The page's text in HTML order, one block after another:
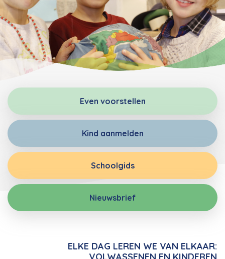
Even voorstellen
Kind aanmelden
Schoolgids
Nieuwsbrief
ELKE DAG LEREN WE VAN ELKAAR: